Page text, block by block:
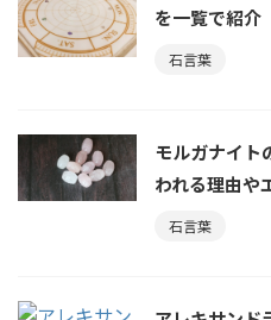
を一覧で紹介
石言葉
モルガナイト
われる理由や
石言葉